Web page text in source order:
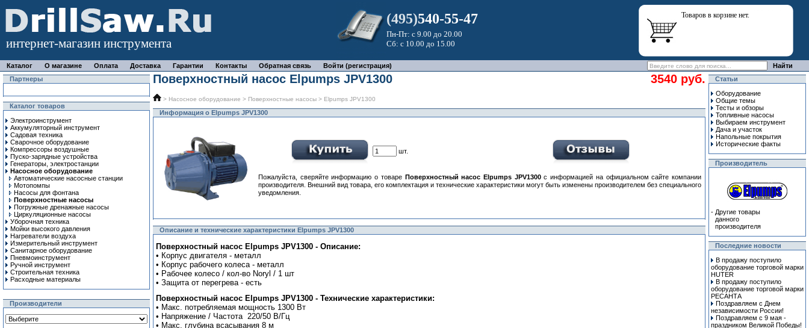
интернет-магазин инструмента
(495)540-55-47
Пн-Пт: с 9.00 до 20.00
Сб: с 10.00 до 15.00
Товаров в корзине нет.
Каталог О магазине Оплата Доставка Гарантии Контакты Обратная связь
Войти (регистрация)
Партнеры
Каталог товаров
Электроинструмент
Аккумуляторный инструмент
Садовая техника
Сварочное оборудование
Компрессоры воздушные
Пуско-зарядные устройства
Генераторы, электростанции
Насосное оборудование
Автоматические насосные станции
Мотопомпы
Насосы для фонтана
Поверхностные насосы
Погружные дренажные насосы
Циркуляционные насосы
Уборочная техника
Мойки высокого давления
Нагреватели воздуха
Измерительный инструмент
Санитарное оборудование
Пневмоинструмент
Ручной инcтрумент
Строительная техника
Расходные материалы
Производители
Поверхностный насос Elpumps JPV1300 3540 руб.
> Насосное оборудование > Поверхностные насосы > Elpumps JPV1300
Информация о Elpumps JPV1300
шт.
Пожалуйста, сверяйте информацию о товаре Поверхностный насос Elpumps JPV1300с информацией на официальном сайте компании
производителя. Внешний вид товара, его комплектация и технические характеристики могут быть изменены производителем без специального
уведомления.
Описание и технические характеристики Elpumps JPV1300
Поверхностный насос Elpumps JPV1300 - Описание:
• Корпус двигателя - металл
• Корпус рабочего колеса - металл
• Рабочее колесо / кол-во Noryl / 1 шт
• Защита от перегрева - есть
Поверхностный насос Elpumps JPV1300 - Технические характеристики:
• Макс. потребляемая мощность 1300 Вт
• Напряжение / Частота 220/50 В/Гц
• Макс. глубина всасывания 8 м
Статьи
Оборудование
Общие темы
Тесты и обзоры
Топливные насосы
Выбираем инструмент
Дача и участок
Напольные покрытия
Исторические факты
Производитель
- Другие товары
данного
производителя
Последние новости
В продажу поступило
оборудование торговой марки
HUTER
В продажу поступило
оборудование торговой марки
РЕСАНТА
Поздравляем с Днем
независимости России!
Поздравляем с 9 мая -
праздником Великой Победы!